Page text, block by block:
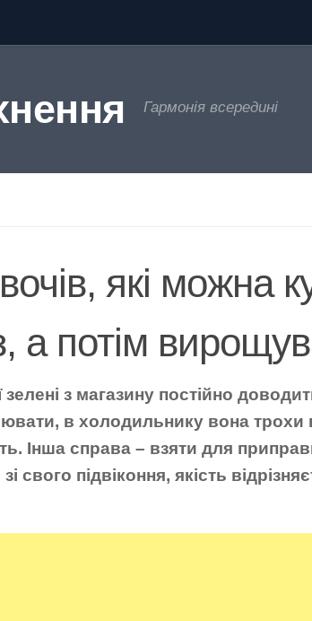
Гармонія всередині
які можна
а потім
зелені з магазину постійно
в холодильнику вона трохи
Інша справа – взяти для
зі свого підвіконня, якість